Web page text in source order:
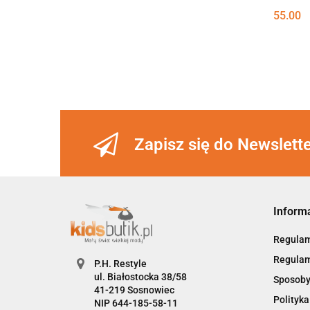
55.00
Zapisz się do
P.H. Restyle
ul. Białostocka 38/58
41-219 Sosnowiec
NIP 644-185-58-11